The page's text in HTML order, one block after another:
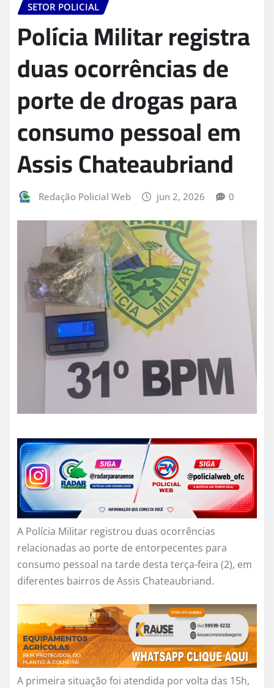
SETOR POLICIAL
Polícia Militar registra
duas ocorrências de
porte de drogas para
consumo pessoal em
Assis Chateaubriand
Redação Policial Web jun 2, 2026 0
A Polícia Militar registrou duas ocorrências
relacionadas ao porte de entorpecentes para
consumo pessoal na tarde desta terça-feira (2), em
diferentes bairros de Assis Chateaubriand.
A primeira situação foi atendida por volta das 15h,